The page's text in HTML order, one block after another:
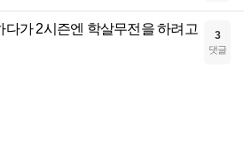
다가 2시즌엔 학살무전을 하려고
3
댓글